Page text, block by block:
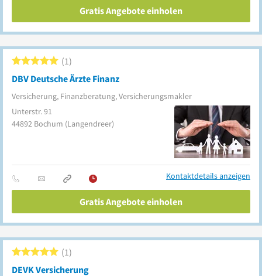
Gratis Angebote einholen
DBV Deutsche Ärzte Finanz
Versicherung, Finanzberatung, Versicherungsmakler
1
Unterstr. 91
44892 Bochum (Langendreer)
Kontaktdetails anzeigen
Gratis Angebote einholen
DEVK Versicherung
1